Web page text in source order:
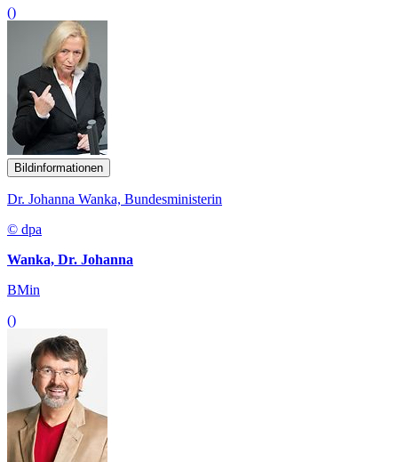
()
Bildinformationen
Dr. Johanna Wanka, Bundesministerin
© dpa
Wanka, Dr. Johanna
BMin
()